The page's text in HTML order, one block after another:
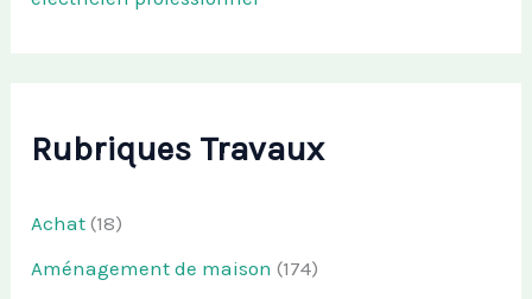
Rubriques Travaux
Achat (18)
Aménagement de maison (174)